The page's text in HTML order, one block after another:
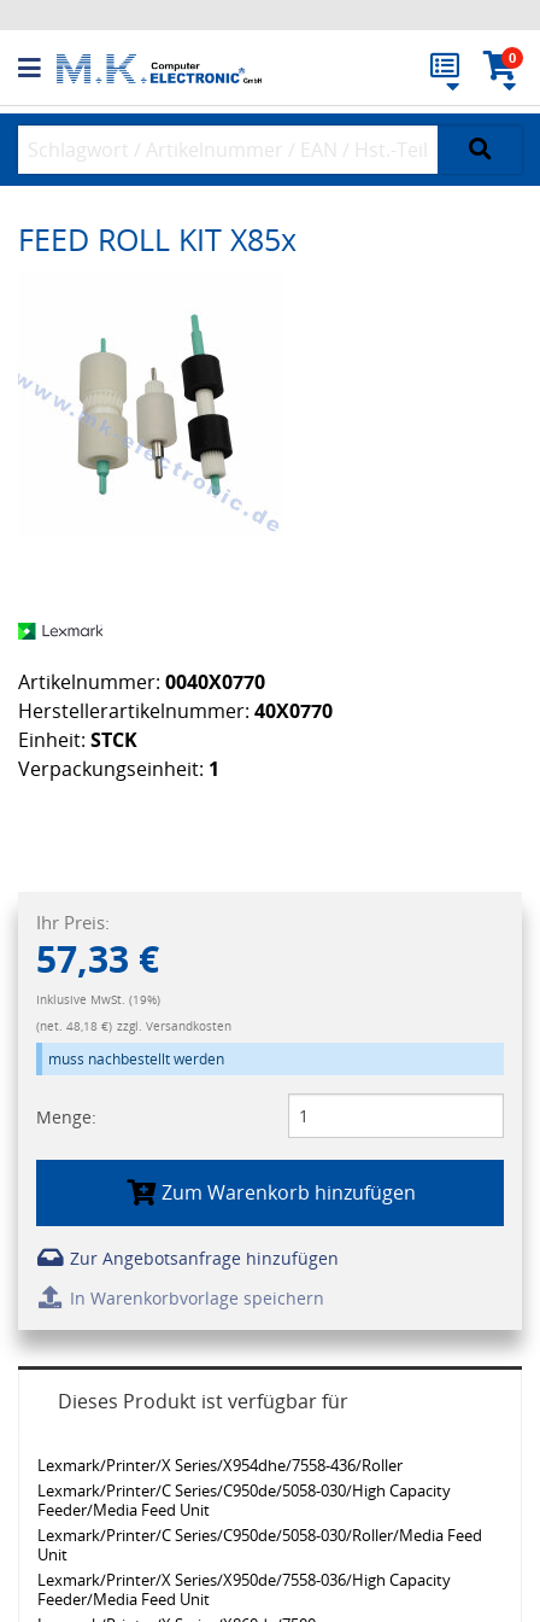
0
FEED ROLL KIT X85x
Artikelnummer: 0040X0770
Herstellerartikelnummer: 40X0770
Einheit: STCK
Verpackungseinheit: 1
Ihr Preis:
57,33 €
Inklusive MwSt. (19%)
(net. 48,18 €) zzgl. Versandkosten
muss nachbestellt werden
Menge:
Zum Warenkorb hinzufügen
Zur Angebotsanfrage hinzufügen
In Warenkorbvorlage speichern
Dieses Produkt ist verfügbar für
Lexmark/Printer/X Series/X954dhe/7558-436/Roller
Lexmark/Printer/C Series/C950de/5058-030/High Capacity
Feeder/Media Feed Unit
Lexmark/Printer/C Series/C950de/5058-030/Roller/Media Feed
Unit
Lexmark/Printer/X Series/X950de/7558-036/High Capacity
Feeder/Media Feed Unit